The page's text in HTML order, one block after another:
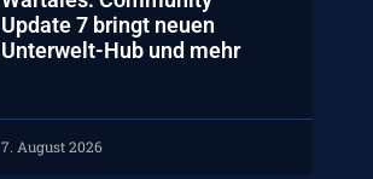
Update 7 bringt neuen
Unterwelt-Hub und mehr
7. August 2026